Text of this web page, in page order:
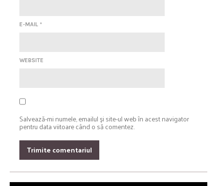
E-MAIL *
WEBSITE
Salvează-mi numele, emailul și site-ul web în acest navigator
pentru data viitoare când o să comentez.